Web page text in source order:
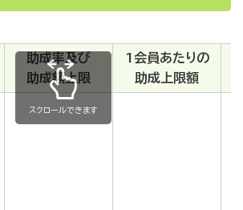
助成率及び
助成額上限
1会員あたりの
助成上限額
スクロールできます